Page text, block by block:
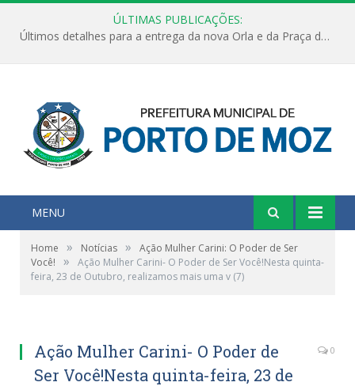
ÚLTIMAS PUBLICAÇÕES:
Últimos detalhes para a entrega da nova Orla e da Praça do Praião
MENU
Home » Notícias »
Ação Mulher Carini: O Poder de Ser
Você!
»
Ação Mulher Carini- O Poder de Ser Você!Nesta quinta-
feira, 23 de Outubro, realizamos mais uma v (7)
Ação Mulher Carini- O Poder de
Ser Você!Nesta quinta-feira, 23 de
0